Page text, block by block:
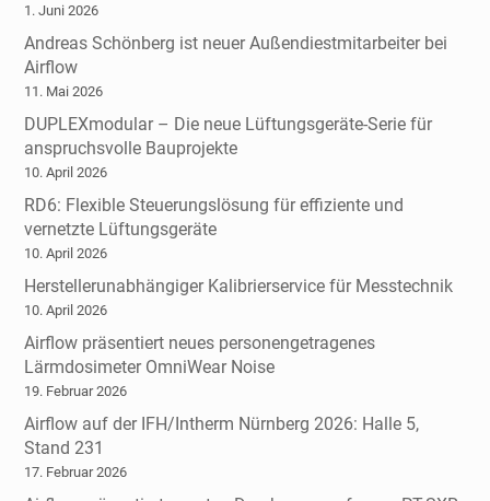
1. Juni 2026
Andreas Schönberg ist neuer Außendiestmitarbeiter bei
Airflow
11. Mai 2026
DUPLEXmodular – Die neue Lüftungsgeräte-Serie für
anspruchsvolle Bauprojekte
10. April 2026
RD6: Flexible Steuerungslösung für effiziente und
vernetzte Lüftungsgeräte
10. April 2026
Herstellerunabhängiger Kalibrierservice für Messtechnik
10. April 2026
Airflow präsentiert neues personengetragenes
Lärmdosimeter OmniWear Noise
19. Februar 2026
Airflow auf der IFH/Intherm Nürnberg 2026: Halle 5,
Stand 231
17. Februar 2026